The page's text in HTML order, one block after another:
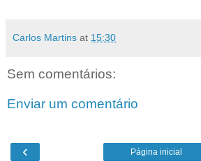
Carlos Martins at 15:30
Sem comentários:
Enviar um comentário
‹ Página inicial